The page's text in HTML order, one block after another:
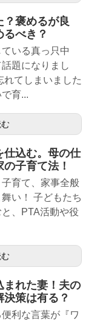
？褒めるが良
べき？
いる真っ只中
題になりまし
れてしまいました
育...
仕込む。母の仕
子育て法！
育て、家事全般
い！ 子どもたち
、PTA活動や役
まれた妻！夫の
策は有る？
利な言葉が『ワ